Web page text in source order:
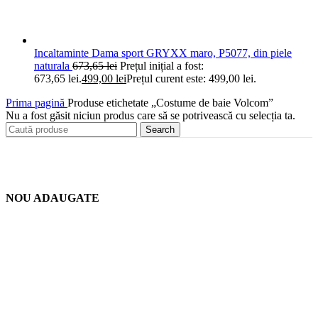
Incaltaminte Dama sport GRYXX maro, P5077, din piele
naturala 673,65lei Prețul inițial a fost:
673,65 lei.499,00 leiPrețul curent este: 499,00 lei.
Prima pagină Produse etichetate „Costume de baie Volcom”
Nu a fost găsit niciun produs care să se potrivească cu selecția ta.
Search
NOU ADAUGATE